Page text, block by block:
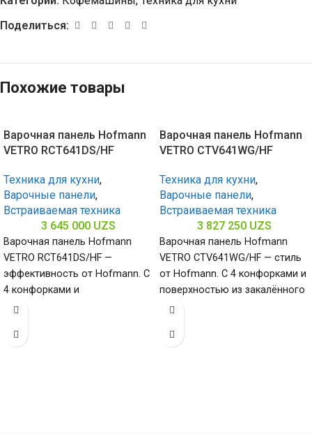
Поделиться:
Похожие товары
Варочная панель Hofmann
VETRO RCT641DS/HF
Техника для кухни,
Варочные панели,
Встраиваемая техника
3 645 000 UZS
Варочная панель Hofmann
VETRO RCT641DS/HF —
эффективность от Hofmann. С
4 конфорками и
стеклокерамической
580 х
Варочная панель Hofmann
VETRO CTV641WG/HF
Техника для кухни,
Варочные панели,
Встраиваемая техника
3 827 250 UZS
Варочная панель Hofmann
VETRO CTV641WG/HF — стиль
от Hofmann. С 4 конфорками и
поверхностью из закалённого
стекла (габариты 80 х